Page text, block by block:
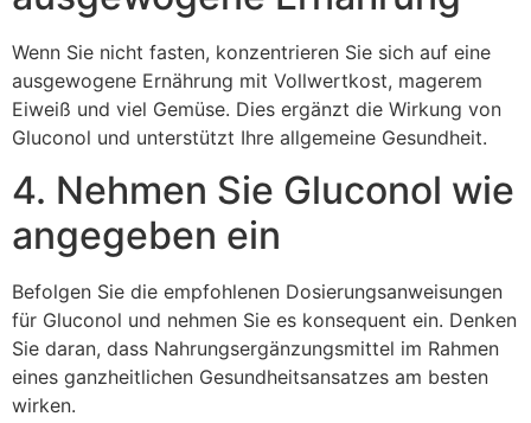
Wenn Sie nicht fasten, konzentrieren Sie sich auf eine
ausgewogene Ernährung mit Vollwertkost, magerem
Eiweiß und viel Gemüse. Dies ergänzt die Wirkung von
Gluconol und unterstützt Ihre allgemeine Gesundheit.
4. Nehmen Sie Gluconol wie
angegeben ein
Befolgen Sie die empfohlenen Dosierungsanweisungen
für Gluconol und nehmen Sie es konsequent ein. Denken
Sie daran, dass Nahrungsergänzungsmittel im Rahmen
eines ganzheitlichen Gesundheitsansatzes am besten
wirken.